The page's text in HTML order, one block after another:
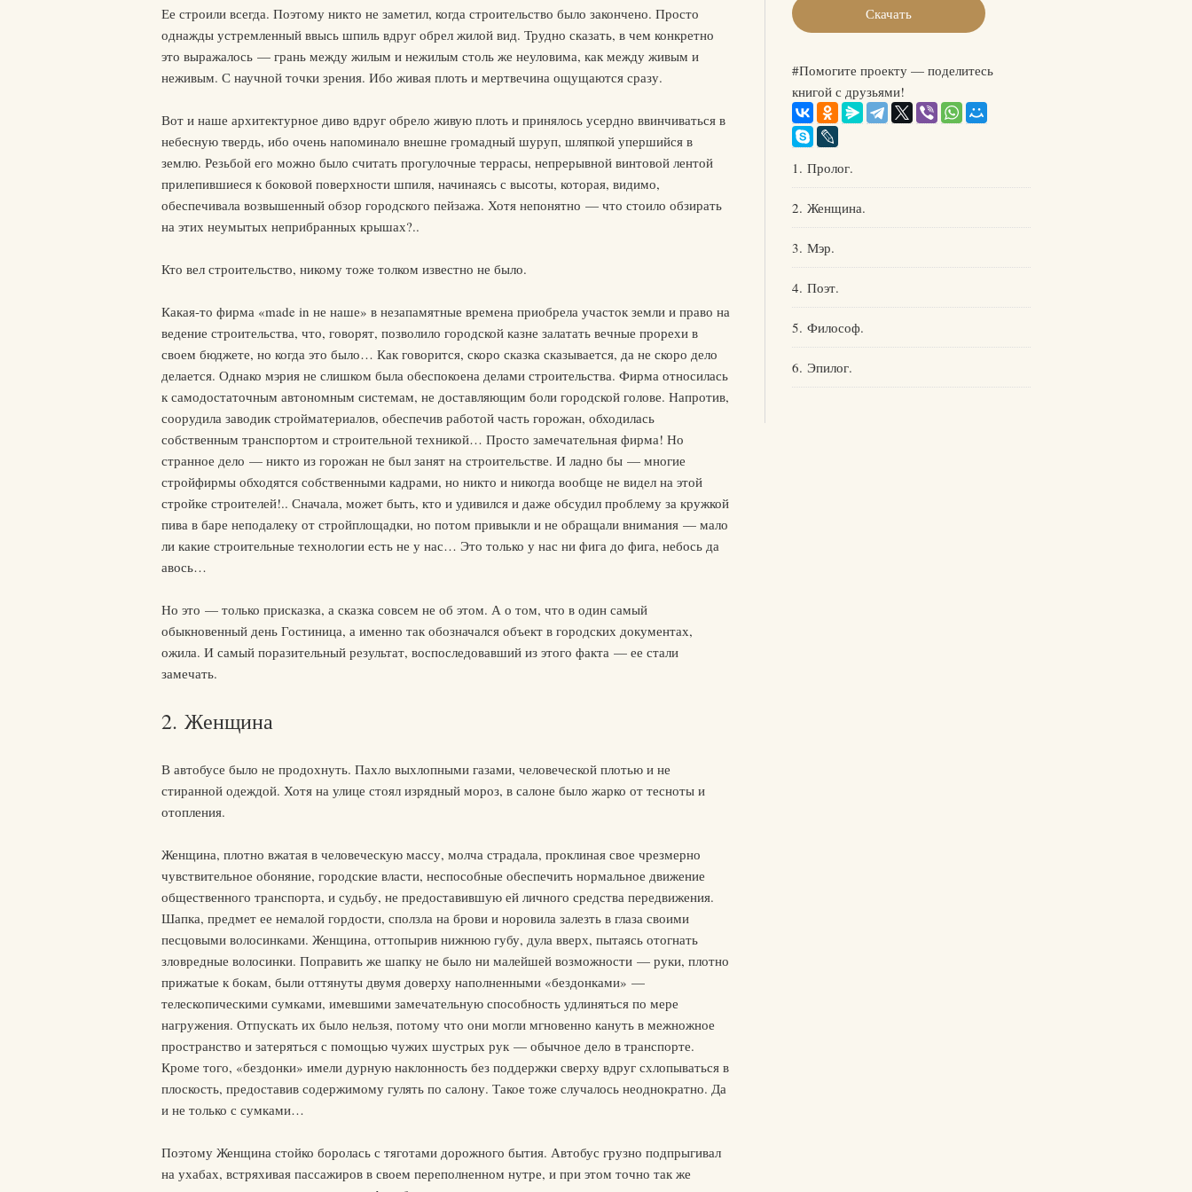
Ее строили всегда. Поэтому никто не заметил, когда строительство было закончено. Просто
однажды устремленный ввысь шпиль вдруг обрел жилой вид. Трудно сказать, в чем конкретно
это выражалось — грань между жилым и нежилым столь же неуловима, как между живым и
неживым. С научной точки зрения. Ибо живая плоть и мертвечина ощущаются сразу.
Вот и наше архитектурное диво вдруг обрело живую плоть и принялось усердно ввинчиваться в
небесную твердь, ибо очень напоминало внешне громадный шуруп, шляпкой упершийся в
землю. Резьбой его можно было считать прогулочные террасы, непрерывной винтовой лентой
прилепившиеся к боковой поверхности шпиля, начинаясь с высоты, которая, видимо,
обеспечивала возвышенный обзор городского пейзажа. Хотя непонятно — что стоило обзирать
на этих неумытых неприбранных крышах?..
Кто вел строительство, никому тоже толком известно не было.
Какая-то фирма «made in не наше» в незапамятные времена приобрела участок земли и право на
ведение строительства, что, говорят, позволило городской казне залатать вечные прорехи в
своем бюджете, но когда это было… Как говорится, скоро сказка сказывается, да не скоро дело
делается. Однако мэрия не слишком была обеспокоена делами строительства. Фирма относилась
к самодостаточным автономным системам, не доставляющим боли городской голове. Напротив,
соорудила заводик стройматериалов, обеспечив работой часть горожан, обходилась
собственным транспортом и строительной техникой… Просто замечательная фирма! Но
странное дело — никто из горожан не был занят на строительстве. И ладно бы — многие
стройфирмы обходятся собственными кадрами, но никто и никогда вообще не видел на этой
стройке строителей!.. Сначала, может быть, кто и удивился и даже обсудил проблему за кружкой
пива в баре неподалеку от стройплощадки, но потом привыкли и не обращали внимания — мало
ли какие строительные технологии есть не у нас… Это только у нас ни фига до фига, небось да
авось…
Но это — только присказка, а сказка совсем не об этом. А о том, что в один самый
обыкновенный день Гостиница, а именно так обозначался объект в городских документах,
ожила. И самый поразительный результат, воспоследовавший из этого факта — ее стали
замечать.
2. Женщина
В автобусе было не продохнуть. Пахло выхлопными газами, человеческой плотью и не
стиранной одеждой. Хотя на улице стоял изрядный мороз, в салоне было жарко от тесноты и
отопления.
Женщина, плотно вжатая в человеческую массу, молча страдала, проклиная свое чрезмерно
чувствительное обоняние, городские власти, неспособные обеспечить нормальное движение
общественного транспорта, и судьбу, не предоставившую ей личного средства передвижения.
Шапка, предмет ее немалой гордости, сползла на брови и норовила залезть в глаза своими
песцовыми волосинками. Женщина, оттопырив нижнюю губу, дула вверх, пытаясь отогнать
зловредные волосинки. Поправить же шапку не было ни малейшей возможности — руки, плотно
прижатые к бокам, были оттянуты двумя доверху наполненными «бездонками» —
телескопическими сумками, имевшими замечательную способность удлиняться по мере
нагружения. Отпускать их было нельзя, потому что они могли мгновенно кануть в межножное
пространство и затеряться с помощью чужих шустрых рук — обычное дело в транспорте.
Кроме того, «бездонки» имели дурную наклонность без поддержки сверху вдруг схлопываться в
плоскость, предоставив содержимому гулять по салону. Такое тоже случалось неоднократно. Да
и не только с сумками…
Поэтому Женщина стойко боролась с тяготами дорожного бытия. Автобус грузно подпрыгивал
на ухабах, встряхивая пассажиров в своем переполненном нутре, и при этом точно так же
Скачать
#Помогите проекту — поделитесь
книгой с друзьями!
1. Пролог.
2. Женщина.
3. Мэр.
4. Поэт.
5. Философ.
6. Эпилог.